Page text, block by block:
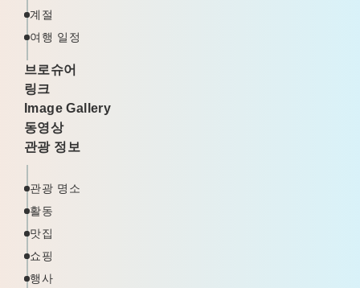
계절
여행 일정
브로슈어
링크
Image Gallery
동영상
관광 정보
관광 명소
활동
맛집
쇼핑
행사